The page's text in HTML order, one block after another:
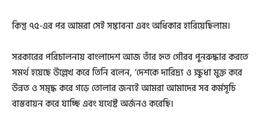
কিন্তু ৭৫-এর পর আমরা সেই সম্ভাবনা এবং অধিকার হারিয়েছিলাম।
সরকারের পরিচালনায় বাংলাদেশ আজ তাঁর হৃত গৌরব পুনরুদ্ধার করতে
সমর্থ হয়েছে উল্লেখ করে তিনি বলেন, ‘দেশকে দারিদ্র্য ও ক্ষুধা মুক্ত করে
উন্নত ও সমৃদ্ধ করে গড়ে তোলার জন্যই আমরা আমাদের সব কর্মসূচি
বাস্তবায়ন করে যাচ্ছি এবং যথেষ্ট অর্জনও করেছি।